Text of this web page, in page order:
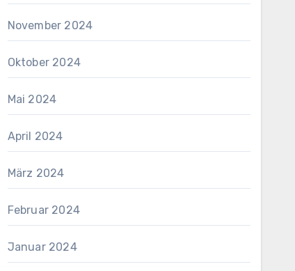
November 2024
Oktober 2024
Mai 2024
April 2024
März 2024
Februar 2024
Januar 2024